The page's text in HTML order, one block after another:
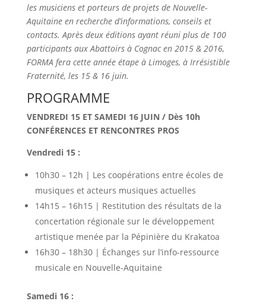
les musiciens et porteurs de projets de Nouvelle-
Aquitaine en recherche d’informations, conseils et
contacts. Après deux éditions ayant réuni plus de 100
participants aux Abattoirs à Cognac en 2015 & 2016,
FORMA fera cette année étape à Limoges, à Irrésistible
Fraternité, les 15 & 16 juin.
PROGRAMME
VENDREDI 15 ET SAMEDI 16 JUIN / Dès 10h
CONFÉRENCES ET RENCONTRES PROS
Vendredi 15 :
10h30 – 12h | Les coopérations entre écoles de
musiques et acteurs musiques actuelles
14h15 – 16h15 | Restitution des résultats de la
concertation régionale sur le développement
artistique menée par la Pépinière du Krakatoa
16h30 – 18h30 | Échanges sur l’info-ressource
musicale en Nouvelle-Aquitaine
Samedi 16 :